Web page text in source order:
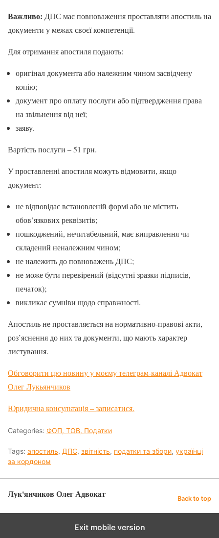
Важливо: ДПС має повноваження проставляти апостиль на
документи у межах своєї компетенції.
Для отримання апостиля подають:
оригінал документа або належним чином засвідчену
копію;
документ про оплату послуги або підтвердження права
на звільнення від неї;
заяву.
Вартість послуги – 51 грн.
У проставленні апостиля можуть відмовити, якщо
документ:
не відповідає встановленій формі або не містить
обов’язкових реквізитів;
пошкоджений, нечитабельний, має виправлення чи
складений неналежним чином;
не належить до повноважень ДПС;
не може бути перевірений (відсутні зразки підписів,
печаток);
викликає сумніви щодо справжності.
Апостиль не проставляється на нормативно-правові акти,
роз’яснення до них та документи, що мають характер
листування.
Обговорити цю новину у моєму телеграм-каналі Адвокат
Олег Лукьянчиков
Юридична консультація – записатися.
Categories: ФОП, ТОВ, Податки
Tags: апостиль, ДПС, звітність, податки та збори, українці
за кордоном
Лук'янчиков Олег Адвокат Back to top
Exit mobile version